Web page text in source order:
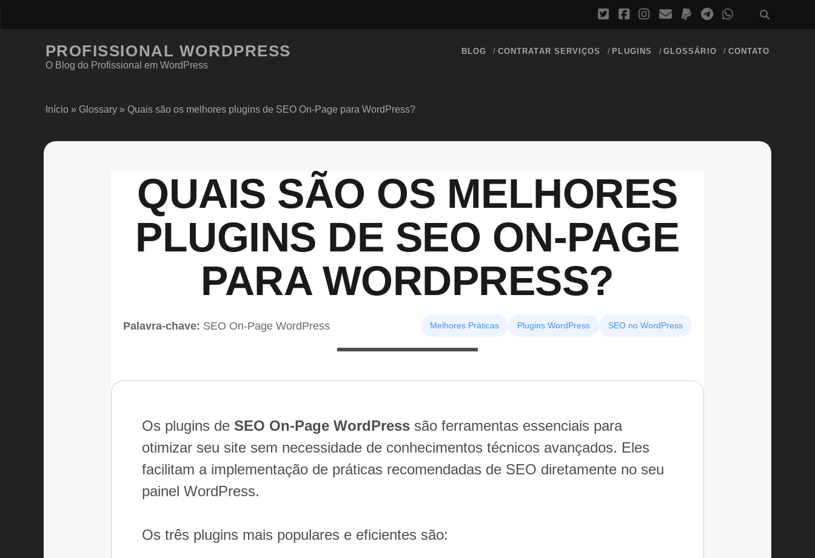
PROFISSIONAL WORDPRESS
O Blog do Profissional em WordPress
BLOG CONTRATAR SERVIÇOS PLUGINS GLOSSÁRIO CONTATO
Início» Glossary» Quais são os melhores plugins de SEO On-Page para WordPress?
QUAIS SÃO OS MELHORES
PLUGINS DE SEO ON-PAGE
PARA WORDPRESS?
Palavra-chave: SEO On-Page WordPress Melhores Práticas Plugins WordPress SEO no WordPress
Os plugins de SEO On-Page WordPress são ferramentas essenciais para
otimizar seu site sem necessidade de conhecimentos técnicos avançados. Eles
facilitam a implementação de práticas recomendadas de SEO diretamente no seu
painel WordPress.
Os três plugins mais populares e eficientes são: